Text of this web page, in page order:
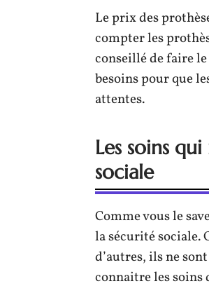
Le prix des
compter les
conseillé de faire
besoins pour que
attentes.
Les soins
sociale
Comme vous le
la sécurité sociale.
d’autres, ils ne
connaitre les soins